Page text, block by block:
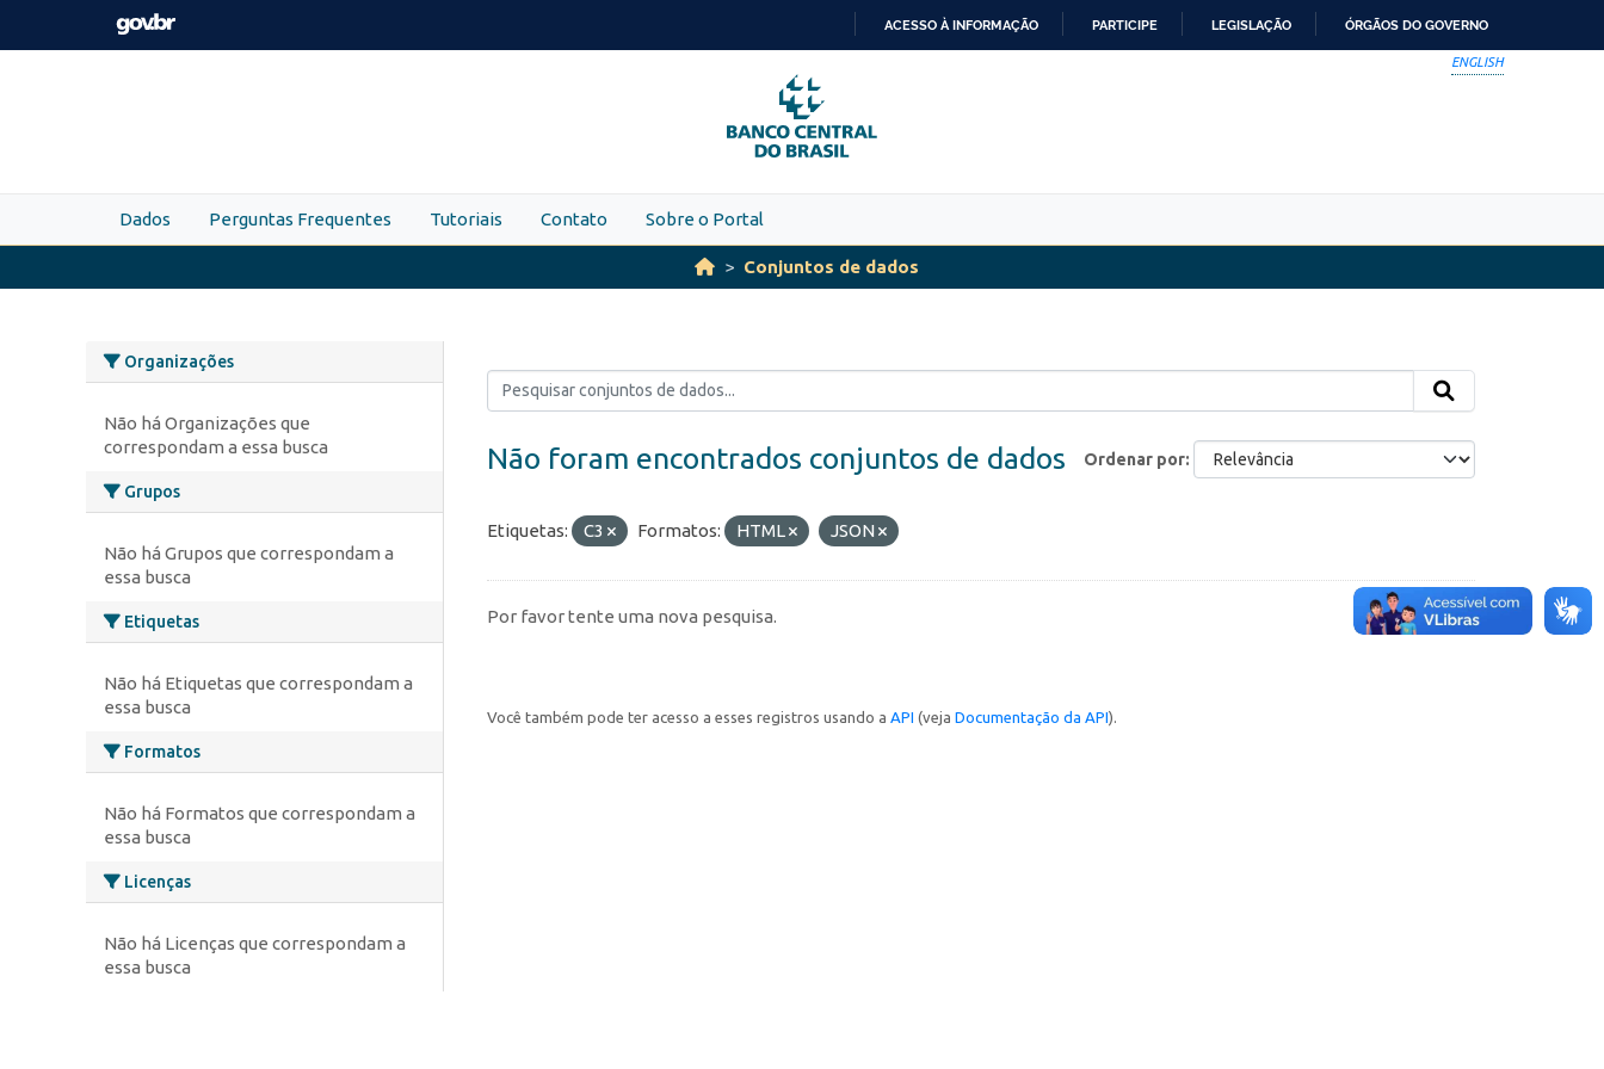
Skip to main content
PARA
O
CONTEÚDO
ACESSO À INFORMAÇÃO PARTICIPE LEGISLAÇÃO ÓRGÃOS DO GOVERNO
ENGLISH
Dados Perguntas Frequentes Tutoriais Contato Sobre o Portal
Conjuntos de dados
Organizações
Não há Organizações que
correspondam a essa busca
Grupos
Não há Grupos que correspondam a
essa busca
Etiquetas
Não há Etiquetas que correspondam a
essa busca
Formatos
Não há Formatos que correspondam a
essa busca
Licenças
Não há Licenças que correspondam a
essa busca
Ordenar por
Não foram encontrados conjuntos de dados
Etiquetas: C3 Formatos: HTML JSON
Por favor tente uma nova pesquisa.
Você também pode ter acesso a esses registros usando a API (veja Documentação da API).